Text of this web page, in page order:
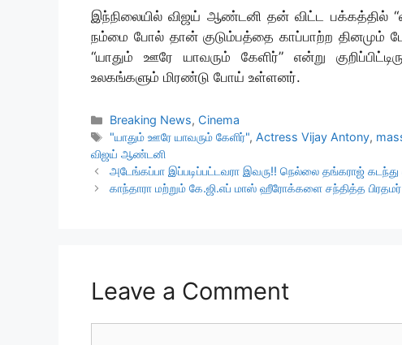
இந்நிலையில் விஜய் ஆண்டனி தன் விட்ட பக்கத்தில்
நம்மை போல் தான் குடும்பத்தை காப்பாற்ற
“யாதும் ஊரே யாவரும் கேளிர்” என்று
உலகங்களும் மிரண்டு போய் உள்ளனர்.
Categories
Breaking News, Cinema
Tags
"யாதும் ஊரே யாவரும் கேளிர்", Actress Vijay Antony,
விஜய் ஆண்டனி
அடேங்கப்பா இப்படிப்பட்டவரா இவரு!! நெல்லை தங்கராஜ்
காந்தாரா மற்றும் கே.ஜி.எப் மாஸ் ஹீரோக்களை சந்தித்த
Leave a Comment